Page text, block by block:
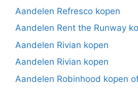
Aandelen Refresco kopen
Aandelen Rent the Runway
Aandelen Rivian kopen
Aandelen Rivian kopen
Aandelen Robinhood kopen